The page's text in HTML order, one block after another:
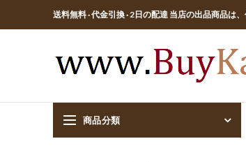
送料無料 · 代金引換 · 2日の配達 当店の出品商品は
商品分類